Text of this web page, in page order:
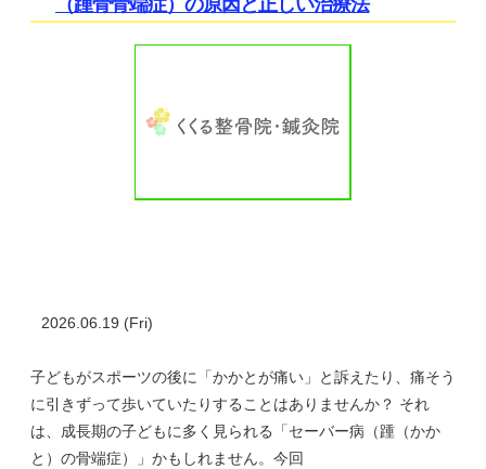
2026.06.19 (Fri)
子どもがスポーツの後に「かかとが痛い」と訴えたり、痛そう
に引きずって歩いていたりすることはありませんか？ それ
は、成長期の子どもに多く見られる「セーバー病（踵（かか
と）の骨端症）」かもしれません。今回